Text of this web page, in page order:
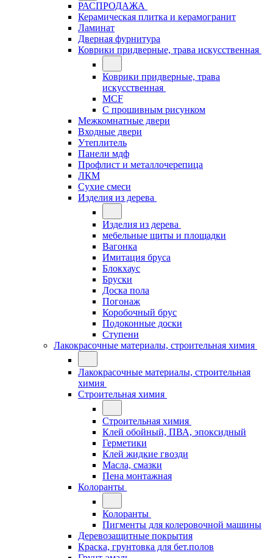
РАСПРОДАЖА
Керамическая плитка и керамогранит
Ламинат
Дверная фурнитура
Коврики придверные, трава искусственная
Коврики придверные, трава
искусственная
MCF
С прошивным рисунком
Межкомнатные двери
Входные двери
Утеплитель
Панели мдф
Профлист и металлочерепица
ЛКМ
Сухие смеси
Изделия из дерева
Изделия из дерева
мебельные щиты и площадки
Вагонка
Имитация бруса
Блокхаус
Бруски
Доска пола
Погонаж
Коробочный брус
Подоконные доски
Ступени
Лакокрасочные материалы, строительная химия
Лакокрасочные материалы, строительная
химия
Строительная химия
Строительная химия
Клей обойный, ПВА, эпоксидный
Герметики
Клей жидкие гвозди
Масла, смазки
Пена монтажная
Колоранты
Колоранты
Пигменты для колеровочной машины
Деревозащитные покрытия
Краска, грунтовка для бет.полов